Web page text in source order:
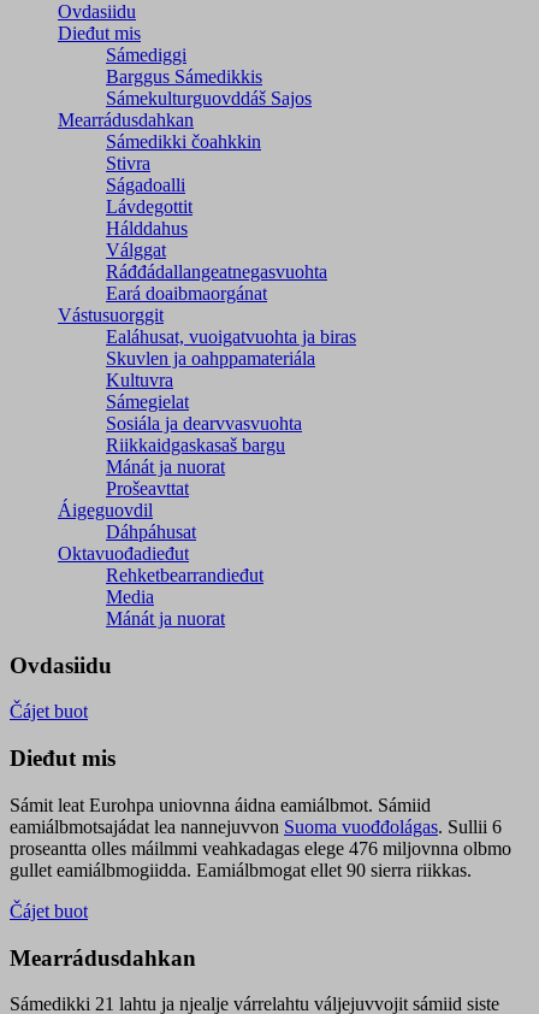
Ovdasiidu
Dieđut mis
Sámediggi
Barggus Sámedikkis
Sámekulturguovddáš Sajos
Mearrádusdahkan
Sámedikki čoahkkin
Stivra
Ságadoalli
Lávdegottit
Hálddahus
Válggat
Ráđđádallangeatnegas­vuohta
Eará doaibmaorgánat
Vástusuorggit
Ealáhusat, vuoigatvuohta ja biras
Skuvlen ja oahppamateriála
Kultuvra
Sámegielat
Sosiála ja dearvvasvuohta
Riikkaidgaskasaš bargu
Mánát ja nuorat
Prošeavttat
Áigeguovdil
Dáhpáhusat
Oktavuođadieđut
Rehketbearrandieđut
Media
Mánát ja nuorat
Ovdasiidu
Čájet buot
Dieđut mis
Sámit leat Eurohpa uniovnna áidna eamiálbmot. Sámiid
eamiálbmotsajádat lea nannejuvvon Suoma vuođđolágas. Sullii 6
proseantta olles máilmmi veahkadagas elege 476 miljovnna olbmo
gullet eamiálbmogiidda. Eamiálbmogat ellet 90 sierra riikkas.
Čájet buot
Mearrádusdahkan
Sámedikki 21 lahtu ja njealje várrelahtu váljejuvvojit sámiid siste